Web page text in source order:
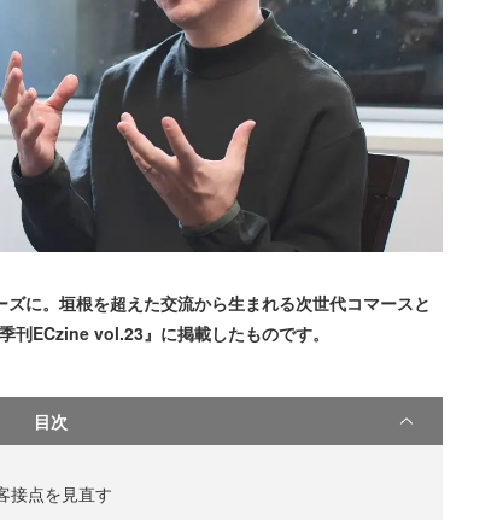
に。垣根を超えた交流から生まれる次世代コマースと
ECzine vol.23』に掲載したものです。
目次
接点を見直す